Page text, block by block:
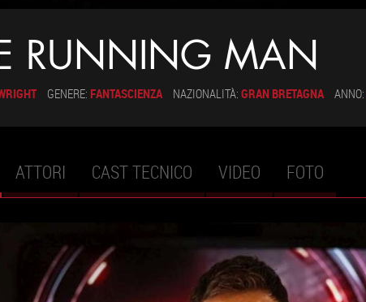
RUNNING MAN
GENERE: FANTASCIENZA NAZIONALITÀ: GRAN BRETAGNA ANNO:
primarie
(SCHEDA
ATTORI CAST TECNICO VIDEO FOTO